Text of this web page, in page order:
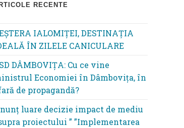
RECENTE
IALOMIȚEI, DESTINAȚIA
ÎN ZILELE CANICULARE
DÂMBOVIȚA: Cu ce vine
Economiei în Dâmbovița, în
de propagandă?
luare decizie impact de mediu
proiectului ” ”Implementarea